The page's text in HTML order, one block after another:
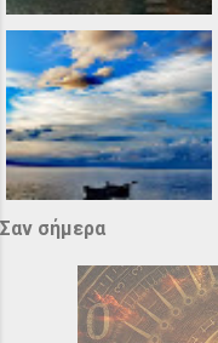
Σαν σήμερα